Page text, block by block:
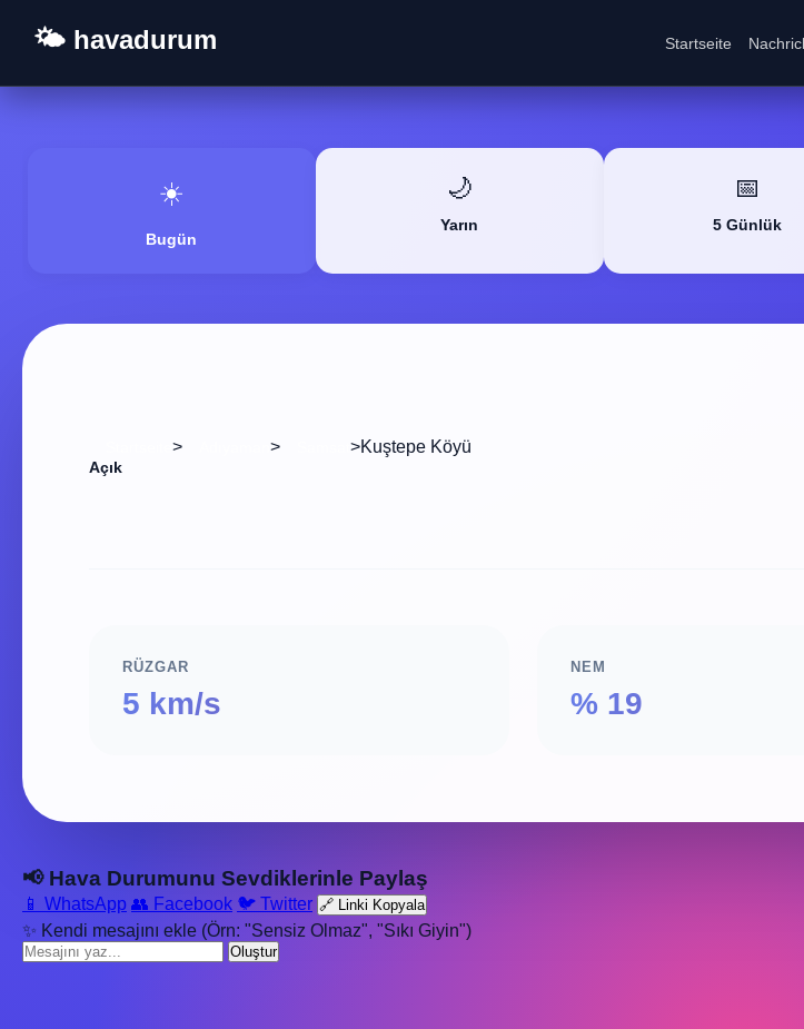
🌤️ havadurum Startseite
☀️
Bugün
🌙
Yarın
📅
5 Günlük
> > >Kuştepe Köyü
Açık
RÜZGAR
5 km/s
NEM
% 19
📢 Hava Durumunu Sevdiklerinle Paylaş
📱 WhatsApp 👥 Facebook 🐦 Twitter 🔗 Linki Kopyala
✨ Kendi mesajını ekle (Örn: "Sensiz Olmaz", "Sıkı Giyin")
Oluştur